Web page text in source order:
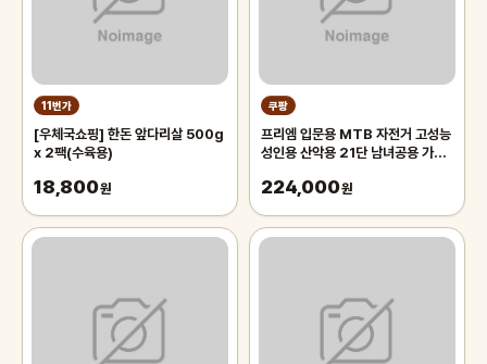
11번가
[우체국쇼핑] 한돈 앞다리살 500g
x 2팩(수육용)
18,800원
쿠팡
프리엠 입문용 MTB 자전거 고성능
성인용 산악용 21단 남녀공용 가성
175cm, 그레이 오렌지/21단/26
224,000원